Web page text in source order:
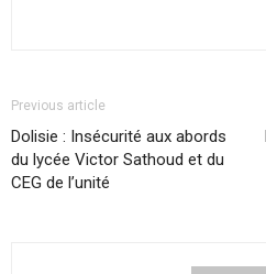
Previous article
Dolisie : Insécurité aux abords
du lycée Victor Sathoud et du
CEG de l’unité